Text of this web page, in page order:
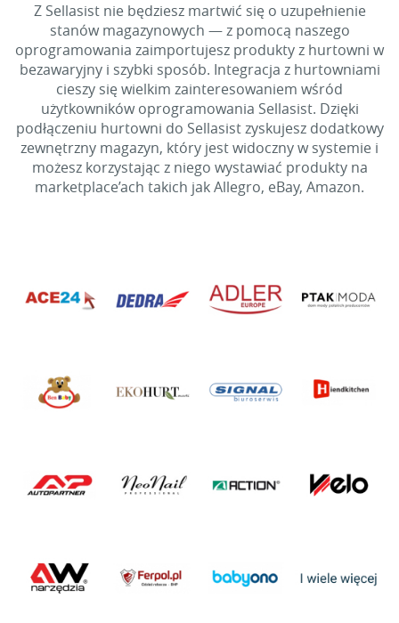
Z Sellasist nie będziesz martwić się o uzupełnienie
stanów magazynowych — z pomocą naszego
oprogramowania zaimportujesz produkty z hurtowni w
bezawaryjny i szybki sposób. Integracja z hurtowniami
cieszy się wielkim zainteresowaniem wśród
użytkowników oprogramowania Sellasist. Dzięki
podłączeniu hurtowni do Sellasist zyskujesz dodatkowy
zewnętrzny magazyn, który jest widoczny w systemie i
możesz korzystając z niego wystawiać produkty na
marketplace’ach takich jak Allegro, eBay, Amazon.